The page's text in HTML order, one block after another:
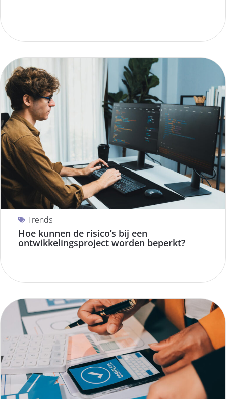
Trends
Hoe kunnen de risico’s bij een
ontwikkelingsproject worden beperkt?